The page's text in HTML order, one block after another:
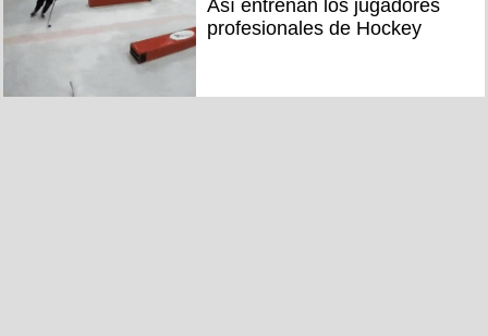
Así entrenan los jugadores
profesionales de Hockey